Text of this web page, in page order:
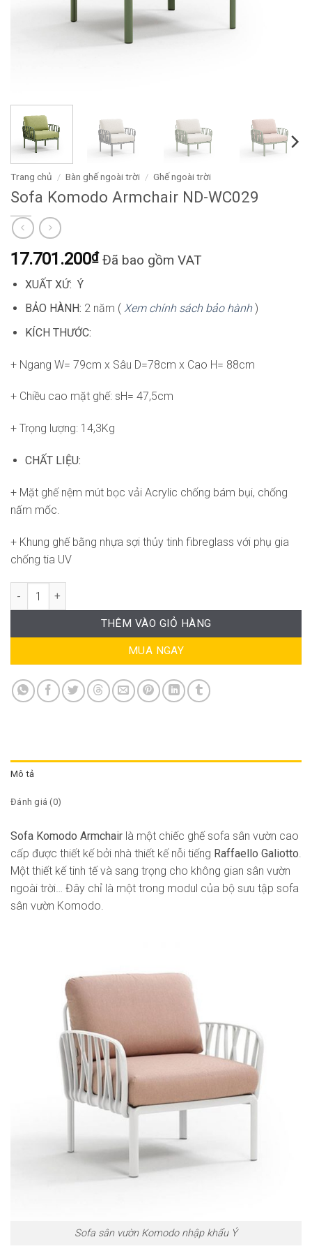
Trang chủ / Bàn ghế ngoài trời / Ghế ngoài trời
Sofa Komodo Armchair ND-WC029
17.701.200₫ Đã bao gồm VAT
XUẤT XỨ: Ý
BẢO HÀNH: 2 năm ( Xem chính sách bảo hành)
KÍCH THƯỚC:
+ Ngang W= 79cm x Sâu D=78cm x Cao H= 88cm
+ Chiều cao mặt ghế: sH= 47,5cm
+ Trọng lượng: 14,3Kg
CHẤT LIỆU:
+ Mặt ghế nệm mút bọc vải Acrylic chống bám bụi, chống
nấm mốc.
+ Khung ghế bằng nhựa sợi thủy tinh fibreglass với phụ gia
chống tia UV
Sofa Komodo Armchair ND-WC029 số lượng
THÊM VÀO GIỎ HÀNG
MUA NGAY
Mô tả
Đánh giá (0)
Sofa Komodo Armchair là một chiếc ghế sofa sân vườn cao
cấp được thiết kế bởi nhà thiết kế nỗi tiếng Raffaello Galiotto.
Một thiết kế tinh tế và sang trọng cho không gian sân vườn
ngoài trời… Đây chỉ là một trong modul của bộ sưu tập sofa
sân vườn Komodo.
Sofa sân vườn Komodo nhập khẩu Ý